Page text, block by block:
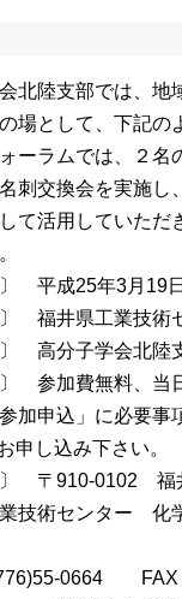
北陸支部では、地
場として、下記の
ーラムでは、２名
刺交換会を実施し
て活用していただ
平成25年3月19
福井県工業技術
高分子学会北陸
〕 参加費無料、当
加申込」に必要事
申し込み下さい。
〕 〒910-0102 福
技術センター 化
0664 FAX